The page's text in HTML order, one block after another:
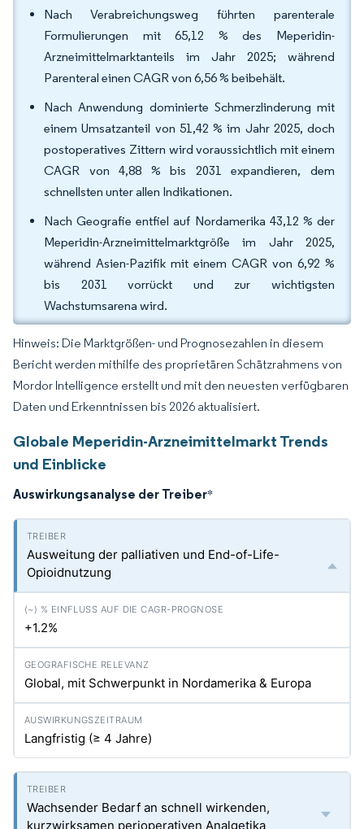
Nach Verabreichungsweg führten parenterale
Formulierungen mit 65,12 % des Meperidin-
Arzneimittelmarktanteils im Jahr 2025; während
Parenteral einen CAGR von 6,56 % beibehält.
Nach Anwendung dominierte Schmerzlinderung mit
einem Umsatzanteil von 51,42 % im Jahr 2025, doch
postoperatives Zittern wird voraussichtlich mit einem
CAGR von 4,88 % bis 2031 expandieren, dem
schnellsten unter allen Indikationen.
Nach Geografie entfiel auf Nordamerika 43,12 % der
Meperidin-Arzneimittelmarktgröße im Jahr 2025,
während Asien-Pazifik mit einem CAGR von 6,92 %
bis 2031 vorrückt und zur wichtigsten
Wachstumsarena wird.
Hinweis: Die Marktgrößen- und Prognosezahlen in diesem
Bericht werden mithilfe des proprietären Schätzrahmens von
Mordor Intelligence erstellt und mit den neuesten verfügbaren
Daten und Erkenntnissen bis 2026 aktualisiert.
Globale Meperidin-Arzneimittelmarkt Trends
und Einblicke
Auswirkungsanalyse der Treiber*
Ausweitung der palliativen und End-of-Life-
Opioidnutzung
+1.2%
Global, mit Schwerpunkt in Nordamerika & Europa
Langfristig (≥ 4 Jahre)
Wachsender Bedarf an schnell wirkenden,
kurzwirksamen perioperativen Analgetika